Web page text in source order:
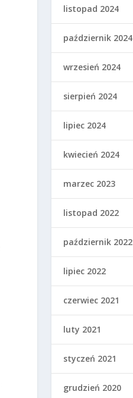
listopad 2024
październik 2024
wrzesień 2024
sierpień 2024
lipiec 2024
kwiecień 2024
marzec 2023
listopad 2022
październik 2022
lipiec 2022
czerwiec 2021
luty 2021
styczeń 2021
grudzień 2020